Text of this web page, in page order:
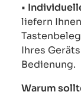
•
liefern
Ihres
Bedienung.
Warum